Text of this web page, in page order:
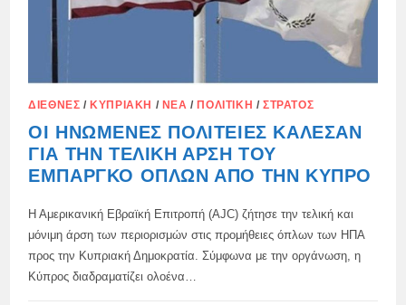
ΔΙΕΘΝΈΣ / ΚΥΠΡΙΑΚΉ / ΝΈΑ / ΠΟΛΙΤΙΚΉ /ΣΤΡΑΤΌΣ
ΟΙ ΗΝΩΜΈΝΕΣ ΠΟΛΙΤΕΊΕΣ ΚΆΛΕΣΑΝ
ΓΙΑ ΤΗΝ ΤΕΛΙΚΉ ΆΡΣΗ ΤΟΥ
ΕΜΠΆΡΓΚΟ ΌΠΛΩΝ ΑΠΌ ΤΗΝ ΚΎΠΡΟ
Η Αμερικανική Εβραϊκή Επιτροπή (AJC) ζήτησε την τελική και
μόνιμη άρση των περιορισμών στις προμήθειες όπλων των ΗΠΑ
προς την Κυπριακή Δημοκρατία. Σύμφωνα με την οργάνωση, η
Κύπρος διαδραματίζει ολοένα…